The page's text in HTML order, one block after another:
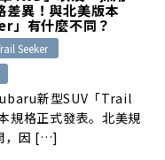
差異！與北美版本
」有什麼不同？
Seeker
新型SUV「Trail
規格正式發表。北美規
，因 […]